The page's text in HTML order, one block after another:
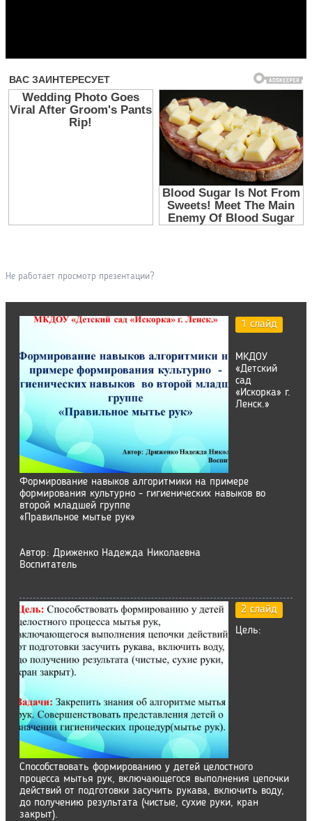
Не работает просмотр презентации?
1 слайд
МКДОУ
«Детский
сад
«Искорка» г.
Ленск.»
Формирование навыков алгоритмики на примере
формирования культурно - гигиенических навыков во
второй младшей группе
«Правильное мытье рук»
Автор: Дриженко Надежда Николаевна
Воспитатель
2 слайд
Цель:
Способствовать формированию у детей целостного
процесса мытья рук, включающегося выполнения цепочки
действий от подготовки засучить рукава, включить воду,
до получению результата (чистые, сухие руки, кран
закрыт).